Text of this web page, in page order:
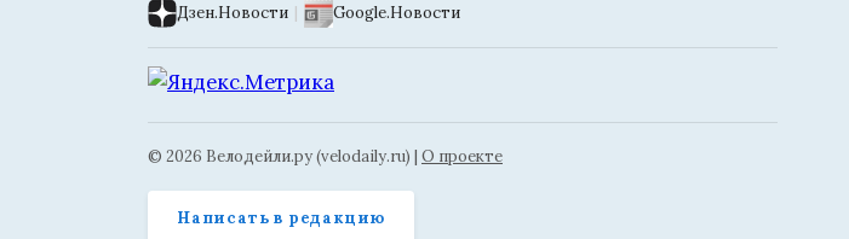
Дзен.Новости | Google.Новости
© 2026 Велодейли.ру (velodaily.ru) | О проекте
Написать в редакцию